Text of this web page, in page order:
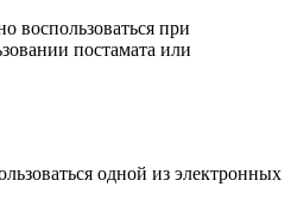
воспользоваться при
постамата или
одной из электронных